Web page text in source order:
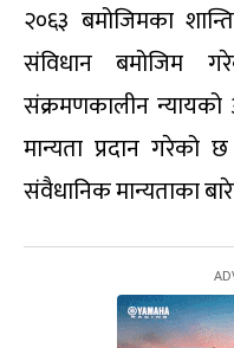
२०६३ बमोजिमका
संविधान बमोजिम
संक्रमणकालीन
मान्यता प्रदान
संवैधानिक मान्यताका